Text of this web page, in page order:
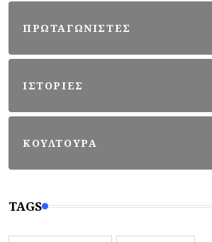
ΠΡΩΤΑΓΩΝΙΣΤΕΣ
ΙΣΤΟΡΙΕΣ
ΚΟΥΛΤΟΥΡΑ
TAGS